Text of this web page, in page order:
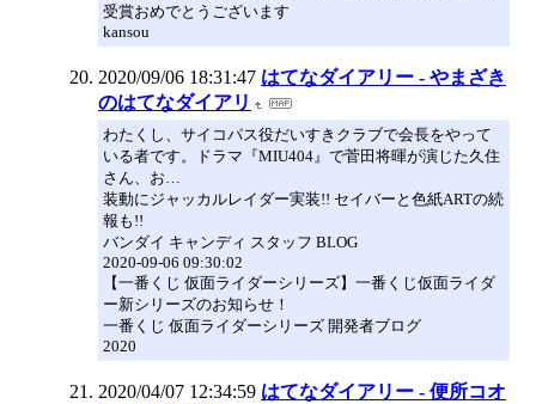
受賞おめでとうございます
kansou
2020/09/06 18:31:47 はてなダイアリー - やまざき
のはてなダイアリ
わたくし、サイコパス役だいすきクラブで会長をやって
いる者です。ドラマ『MIU404』で菅田将暉が演じた久住
さん、お…
装動にジャッカルレイダー実装!! セイバーと色紙ARTの続
報も!!
バンダイ キャンディ スタッフ BLOG
2020-09-06 09:30:02
【一番くじ 仮面ライダーシリーズ】一番くじ仮面ライダ
ー新シリーズのお知らせ！
一番くじ 仮面ライダーシリーズ 開発者ブログ
2020
2020/04/07 12:34:59 はてなダイアリー - 便所コオ